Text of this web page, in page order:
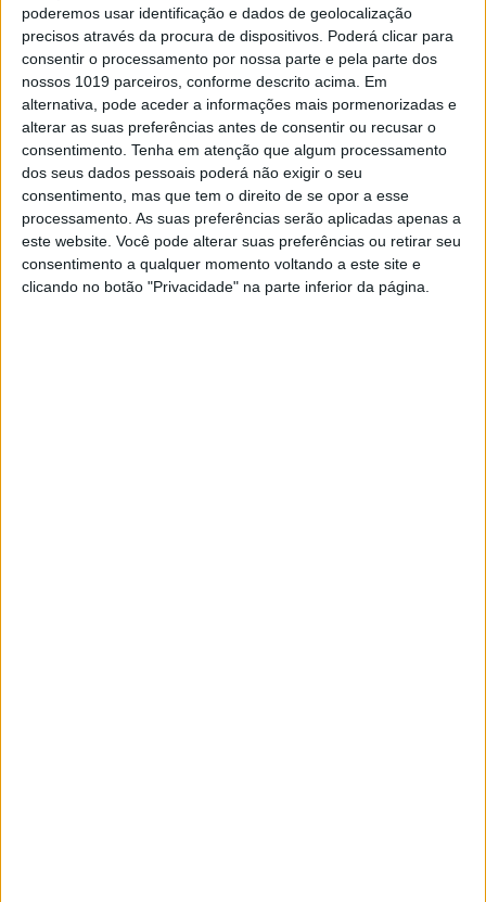
poderemos usar identificação e dados de geolocalização
precisos através da procura de dispositivos. Poderá clicar para
consentir o processamento por nossa parte e pela parte dos
nossos 1019 parceiros, conforme descrito acima. Em
alternativa, pode aceder a informações mais pormenorizadas e
alterar as suas preferências antes de consentir ou recusar o
consentimento. Tenha em atenção que algum processamento
dos seus dados pessoais poderá não exigir o seu
consentimento, mas que tem o direito de se opor a esse
processamento. As suas preferências serão aplicadas apenas a
este website. Você pode alterar suas preferências ou retirar seu
consentimento a qualquer momento voltando a este site e
clicando no botão "Privacidade" na parte inferior da página.
Segway apresenta série de trotinetes